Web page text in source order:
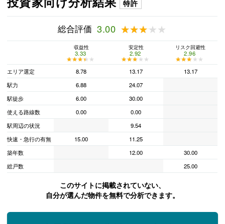
特許
総合評価 3.00 ★★★★★
★★★★★
収益性
3.33
★★★★★
★★★★★
安定性
2.92
★★★★★
★★★★★
リスク回避性
2.96
★★★★★
★★★★★
エリア選定
8.78 13.17
13.17
駅力
6.88
24.07
駅徒歩
6.00
30.00
使える路線数
0.00
0.00
駅周辺の状況
9.54
快速・急行の有無
15.00
11.25
築年数
12.00
30.00
総戸数
25.00
このサイトに掲載されていない、
自分が選んだ物件を無料で分析できます。